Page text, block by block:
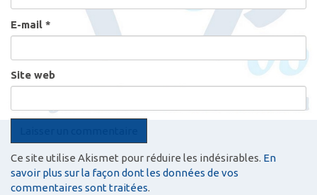
E-mail *
Site web
Ce site utilise Akismet pour réduire les indésirables. En
savoir plus sur la façon dont les données de vos
commentaires sont traitées.